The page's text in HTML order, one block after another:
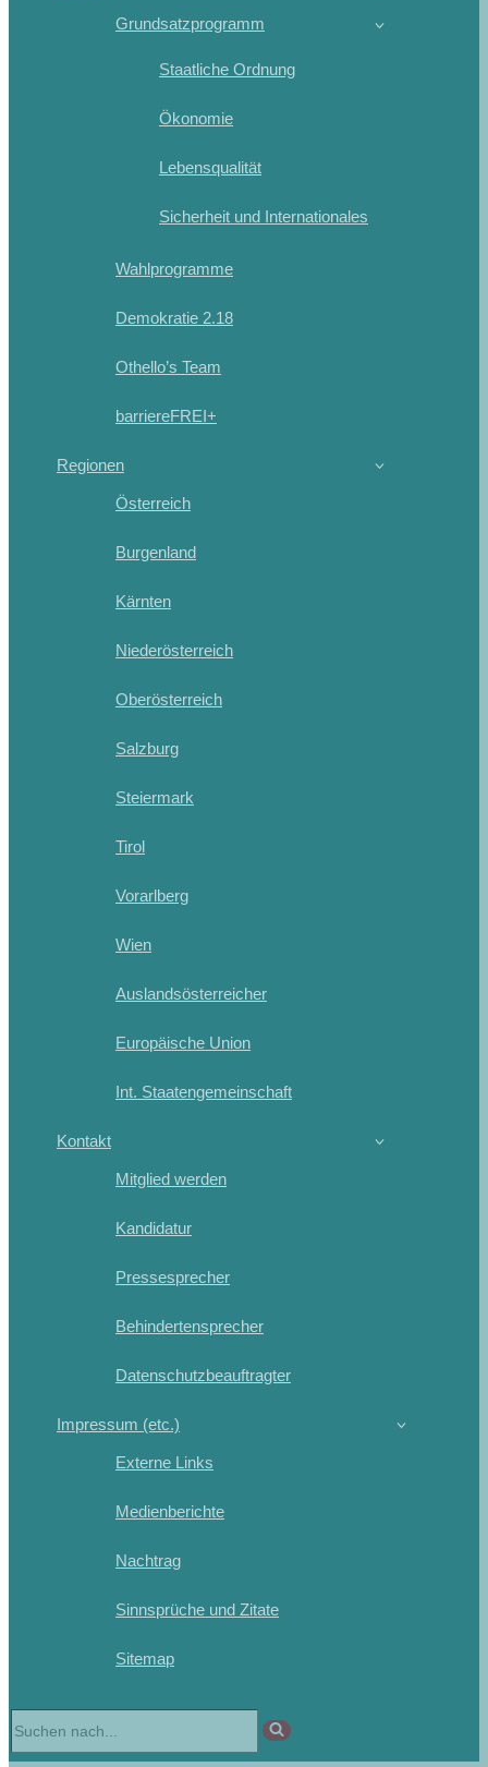
Grundsatzprogramm
Staatliche Ordnung
Ökonomie
Lebensqualität
Sicherheit und Internationales
Wahlprogramme
Demokratie 2.18
Othello’s Team
barriereFREI+
Regionen
Österreich
Burgenland
Kärnten
Niederösterreich
Oberösterreich
Salzburg
Steiermark
Tirol
Vorarlberg
Wien
Auslandsösterreicher
Europäische Union
Int. Staatengemeinschaft
Kontakt
Mitglied werden
Kandidatur
Pressesprecher
Behindertensprecher
Datenschutzbeauftragter
Impressum (etc.)
Externe Links
Medienberichte
Nachtrag
Sinnsprüche und Zitate
Sitemap